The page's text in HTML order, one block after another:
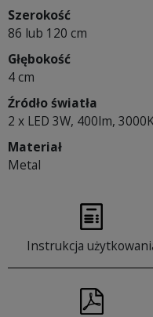
Szerokość
86 lub 120 cm
Głębokość
4 cm
Źródło światła
2 x LED 3W, 400lm,
Materiał
Metal
Instrukcja